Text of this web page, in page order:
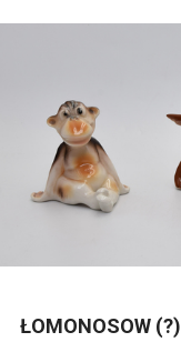
ŁOMONOSOW (?)